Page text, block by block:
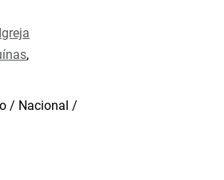
Igreja
,
/ Nacional /